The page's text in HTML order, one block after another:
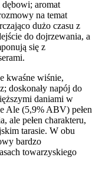
dębowi; aromat
na temat
dużo czasu z
do dojrzewania, a
się z
kwaśne wiśnie,
doskonały napój do
daniami w
Ale (5,9% ABV) pełen
ale pełen charakteru,
tarasie. W obu
bardzo
towarzyskiego